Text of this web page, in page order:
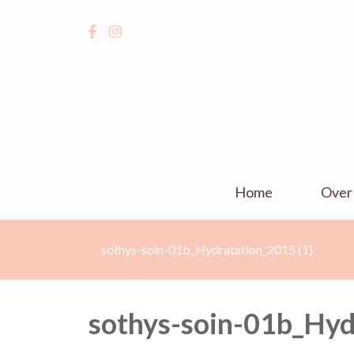
Home
sothys-soin-01b_Hydratation_2015 (1)
sothys-soin-